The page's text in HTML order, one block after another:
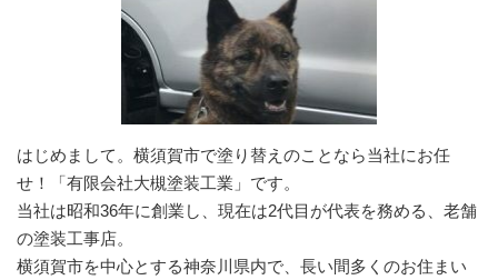
はじめまして。横須賀市で塗り替えのことなら当社にお任
せ！「有限会社大槻塗装工業」です。
当社は昭和36年に創業し、現在は2代目が代表を務める、老舗
の塗装工事店。
横須賀市を中心とする神奈川県内で、長い間多くのお住まい